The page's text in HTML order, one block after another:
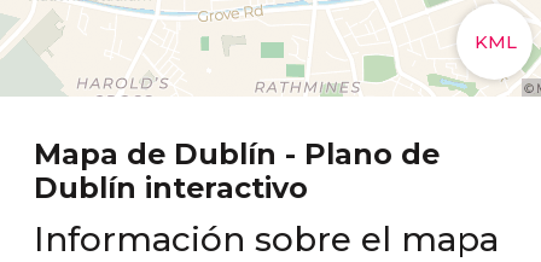
Mapa de Dublín - Plano de
Dublín interactivo
Información sobre el mapa